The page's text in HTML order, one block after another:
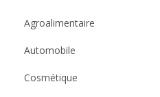
Agroalimentaire
Automobile
Cosmétique